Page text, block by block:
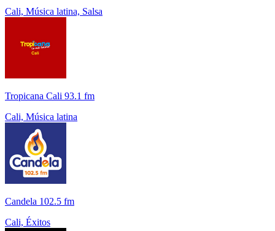
Cali, Música latina, Salsa
Tropicana Cali 93.1 fm
Cali, Música latina
Candela 102.5 fm
Cali, Éxitos